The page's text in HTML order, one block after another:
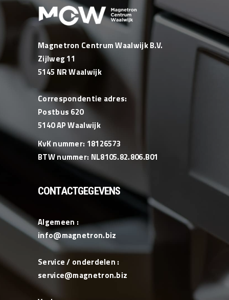
Magnetron Centrum Waalwijk B.V.
Zijlweg 11
5145 NR Waalwijk
Correspondentie adres:
Postbus 620
5140 AP Waalwijk
KvK nummer: 18126573
BTW nummer: NL8105.82.806.B01
CONTACTGEGEVENS
Algemeen :
info@magnetron.biz
Service / onderdelen :
service@magnetron.biz